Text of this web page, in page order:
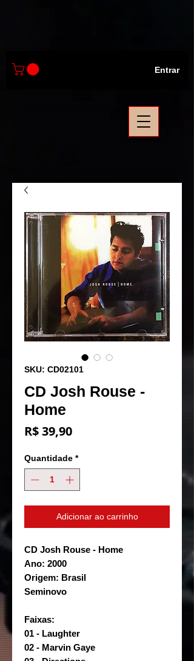
Entrar
SKU: CD02101
CD Josh Rouse -
Home
R$ 39,90Preço
Quantidade *
Adicionar ao carrinho
CD Josh Rouse - Home
Ano: 2000
Origem: Brasil
Seminovo
Faixas:
01 - Laughter
02 - Marvin Gaye